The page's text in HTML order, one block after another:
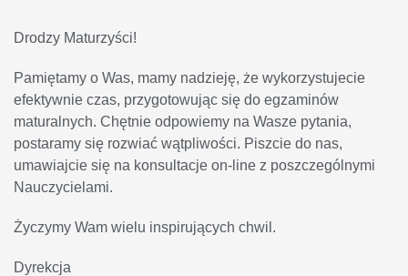
Drodzy Maturzyści!
Pamiętamy o Was, mamy nadzieję, że wykorzystujecie
efektywnie czas, przygotowując się do egzaminów
maturalnych. Chętnie odpowiemy na Wasze pytania,
postaramy się rozwiać wątpliwości. Piszcie do nas,
umawiajcie się na konsultacje on-line z poszczególnymi
Nauczycielami.
Życzymy Wam wielu inspirujących chwil.
Dyrekcja